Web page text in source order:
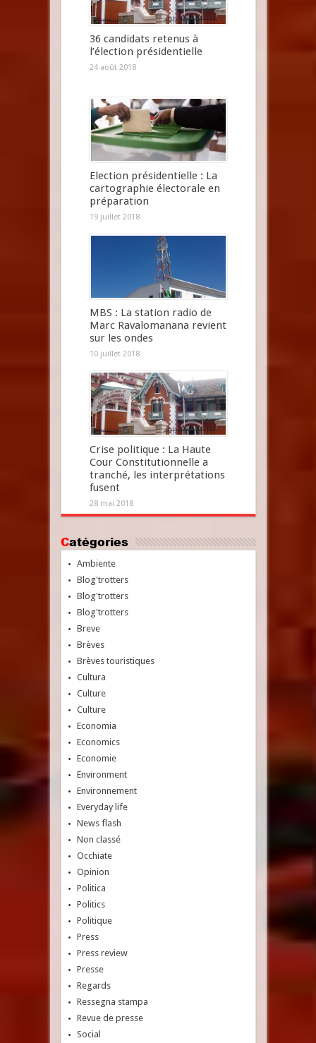
36 candidats retenus à
l’élection présidentielle
24 août 2018
Election présidentielle : La
cartographie électorale en
préparation
19 juillet 2018
MBS : La station radio de
Marc Ravalomanana revient
sur les ondes
10 juillet 2018
Crise politique : La Haute
Cour Constitutionnelle a
tranché, les interprétations
fusent
28 mai 2018
Catégories
Ambiente
Blog'trotters
Blog'trotters
Blog'trotters
Breve
Brèves
Brèves touristiques
Cultura
Culture
Culture
Economia
Economics
Economie
Environment
Environnement
Everyday life
News flash
Non classé
Occhiate
Opinion
Politica
Politics
Politique
Press
Press review
Presse
Regards
Ressegna stampa
Revue de presse
Social